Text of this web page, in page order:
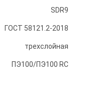
SDR9
ГОСТ 58121.2-2018
трехслойная
ПЭ100/ПЭ100 RC